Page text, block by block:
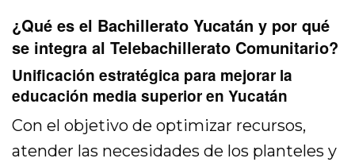
¿Qué es el Bachillerato Yucatán y por qué
se integra al Telebachillerato Comunitario?
Unificación estratégica para mejorar la
educación media superior en Yucatán
Con el objetivo de optimizar recursos,
atender las necesidades de los planteles y